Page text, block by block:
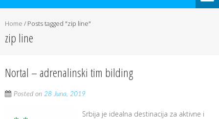
Home / Posts tagged "zip line"
zip line
Nortal – adrenalinski tim bilding
Posted on 28 Juna, 2019
Srbija je idealna destinacija za aktivne i